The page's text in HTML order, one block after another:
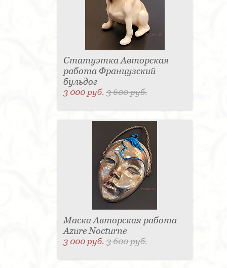
Статуэтка Авторская
работа Французский
бульдог
3 000 руб.3 600 руб.
Маска Авторская работа
Azure Nocturne
3 000 руб.3 600 руб.